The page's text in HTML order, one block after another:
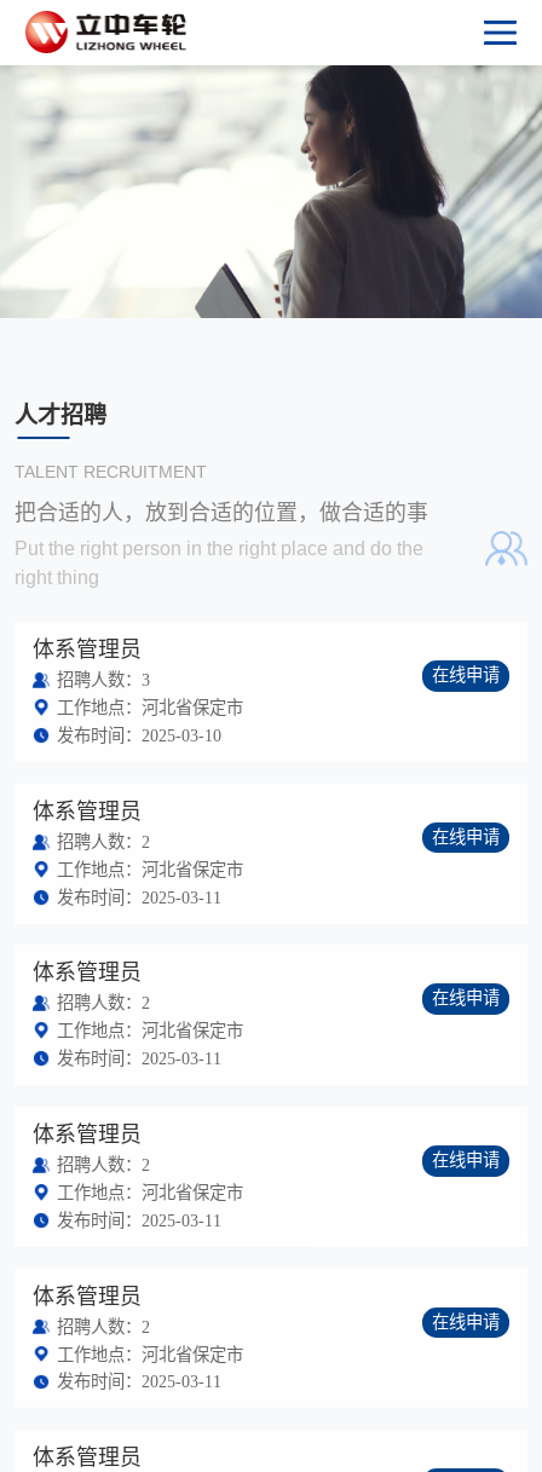
人才招聘
TALENT RECRUITMENT
把合适的人，放到合适的位置，做合适的事
Put the right person in the right place and do the
right thing
体系管理员
招聘人数：3
工作地点：河北省保定市
发布时间：2025-03-10
在线申请
体系管理员
招聘人数：2
工作地点：河北省保定市
发布时间：2025-03-11
在线申请
体系管理员
招聘人数：2
工作地点：河北省保定市
发布时间：2025-03-11
在线申请
体系管理员
招聘人数：2
工作地点：河北省保定市
发布时间：2025-03-11
在线申请
体系管理员
招聘人数：2
工作地点：河北省保定市
发布时间：2025-03-11
在线申请
体系管理员